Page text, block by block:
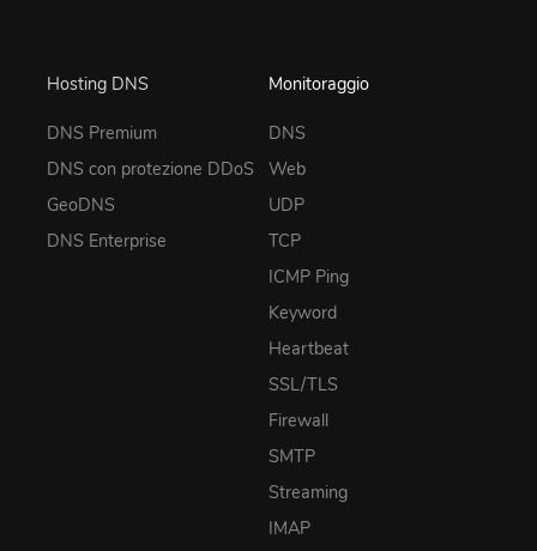
Hosting DNS
DNS Premium
DNS con protezione DDoS
GeoDNS
DNS Enterprise
Monitoraggio
DNS
Web
UDP
TCP
ICMP Ping
Keyword
Heartbeat
SSL/TLS
Firewall
SMTP
Streaming
IMAP